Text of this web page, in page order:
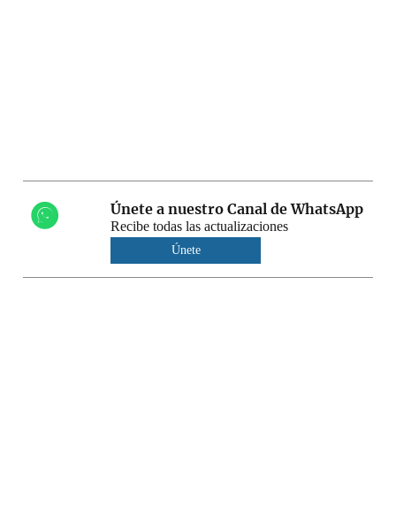
Únete a nuestro Canal de WhatsApp
Recibe todas las actualizaciones
Únete